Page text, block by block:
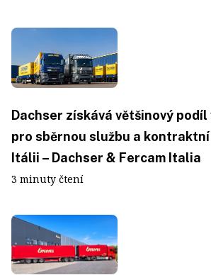
Dachser získává většinový
pro sběrnou službu a
Itálii – Dachser & Fercam Italia
3 minuty čtení